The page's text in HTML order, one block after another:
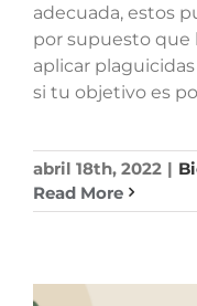
adecuada, estos
por supuesto que
aplicar
si tu objetivo es
abril 18th, 2022 |
Read More